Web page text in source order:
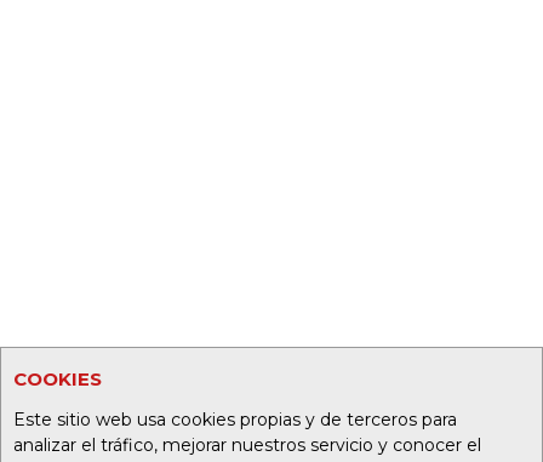
COOKIES
Este sitio web usa cookies propias y de terceros para
analizar el tráfico, mejorar nuestros servicio y conocer el